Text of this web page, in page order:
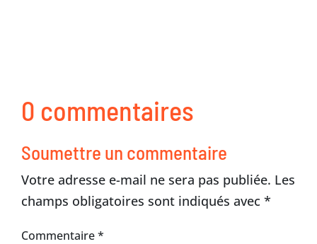
0 commentaires
Soumettre un commentaire
Votre adresse e-mail ne sera pas publiée. Les
champs obligatoires sont indiqués avec *
Commentaire*